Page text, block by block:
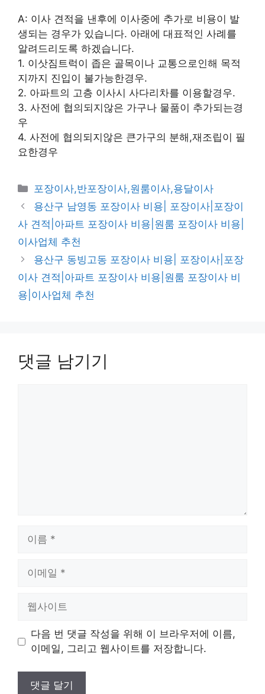
A: 이사 견적을 낸후에 이사중에 추가로 비용이 발
생되는 경우가 있습니다. 아래에 대표적인 사례를
알려드리도록 하겠습니다.
1. 이삿짐트럭이 좁은 골목이나 교통으로인해 목적
지까지 진입이 불가능한경우.
2. 아파트의 고층 이사시 사다리차를 이용할경우.
3. 사전에 협의되지않은 가구나 물품이 추가되는경
우
4. 사전에 협의되지않은 큰가구의 분해,재조립이 필
요한경우
카
테
리
포장이사,반포장이사,원룸이사,용달이사
용산구 남영동 포장이사 비용| 포장이사|포장이
사 견적|아파트 포장이사 비용|원룸 포장이사 비용|
이사업체 추천
용산구 동빙고동 포장이사 비용| 포장이사|포장
이사 견적|아파트 포장이사 비용|원룸 포장이사 비
용|이사업체 추천
댓글 남기기
트
다음 번 댓글 작성을 위해 이 브라우저에 이름,
이메일, 그리고 웹사이트를 저장합니다.